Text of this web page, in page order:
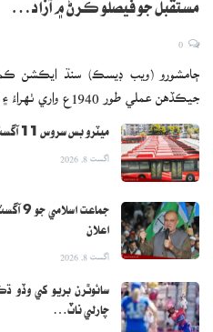
مستقبل جو فيصلو ڪرڻ ۾ آزاد…
ڄامشورو (ويب ڊيسڪ) سنڌ ايڪشن
جيڪڏهن عملي طور 1940ع واري ٺهراءُ ۽ 1973ع جي آئين کي…
ميٽرو بس سروس 11 آگسٽ کان بند ڪرڻ جو اعلان
اگست 8, 2026
اعلان
اگست 8, 2026
سائوٿرن بريو کي وڏو
چارلي ناٽ…